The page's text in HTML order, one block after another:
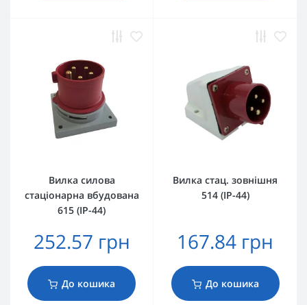
Вилка силова
стаціонарна вбудована
615 (IP-44)
252.57 грн
До кошика
Вилка стац. зовнішня
514 (IP-44)
167.84 грн
До кошика